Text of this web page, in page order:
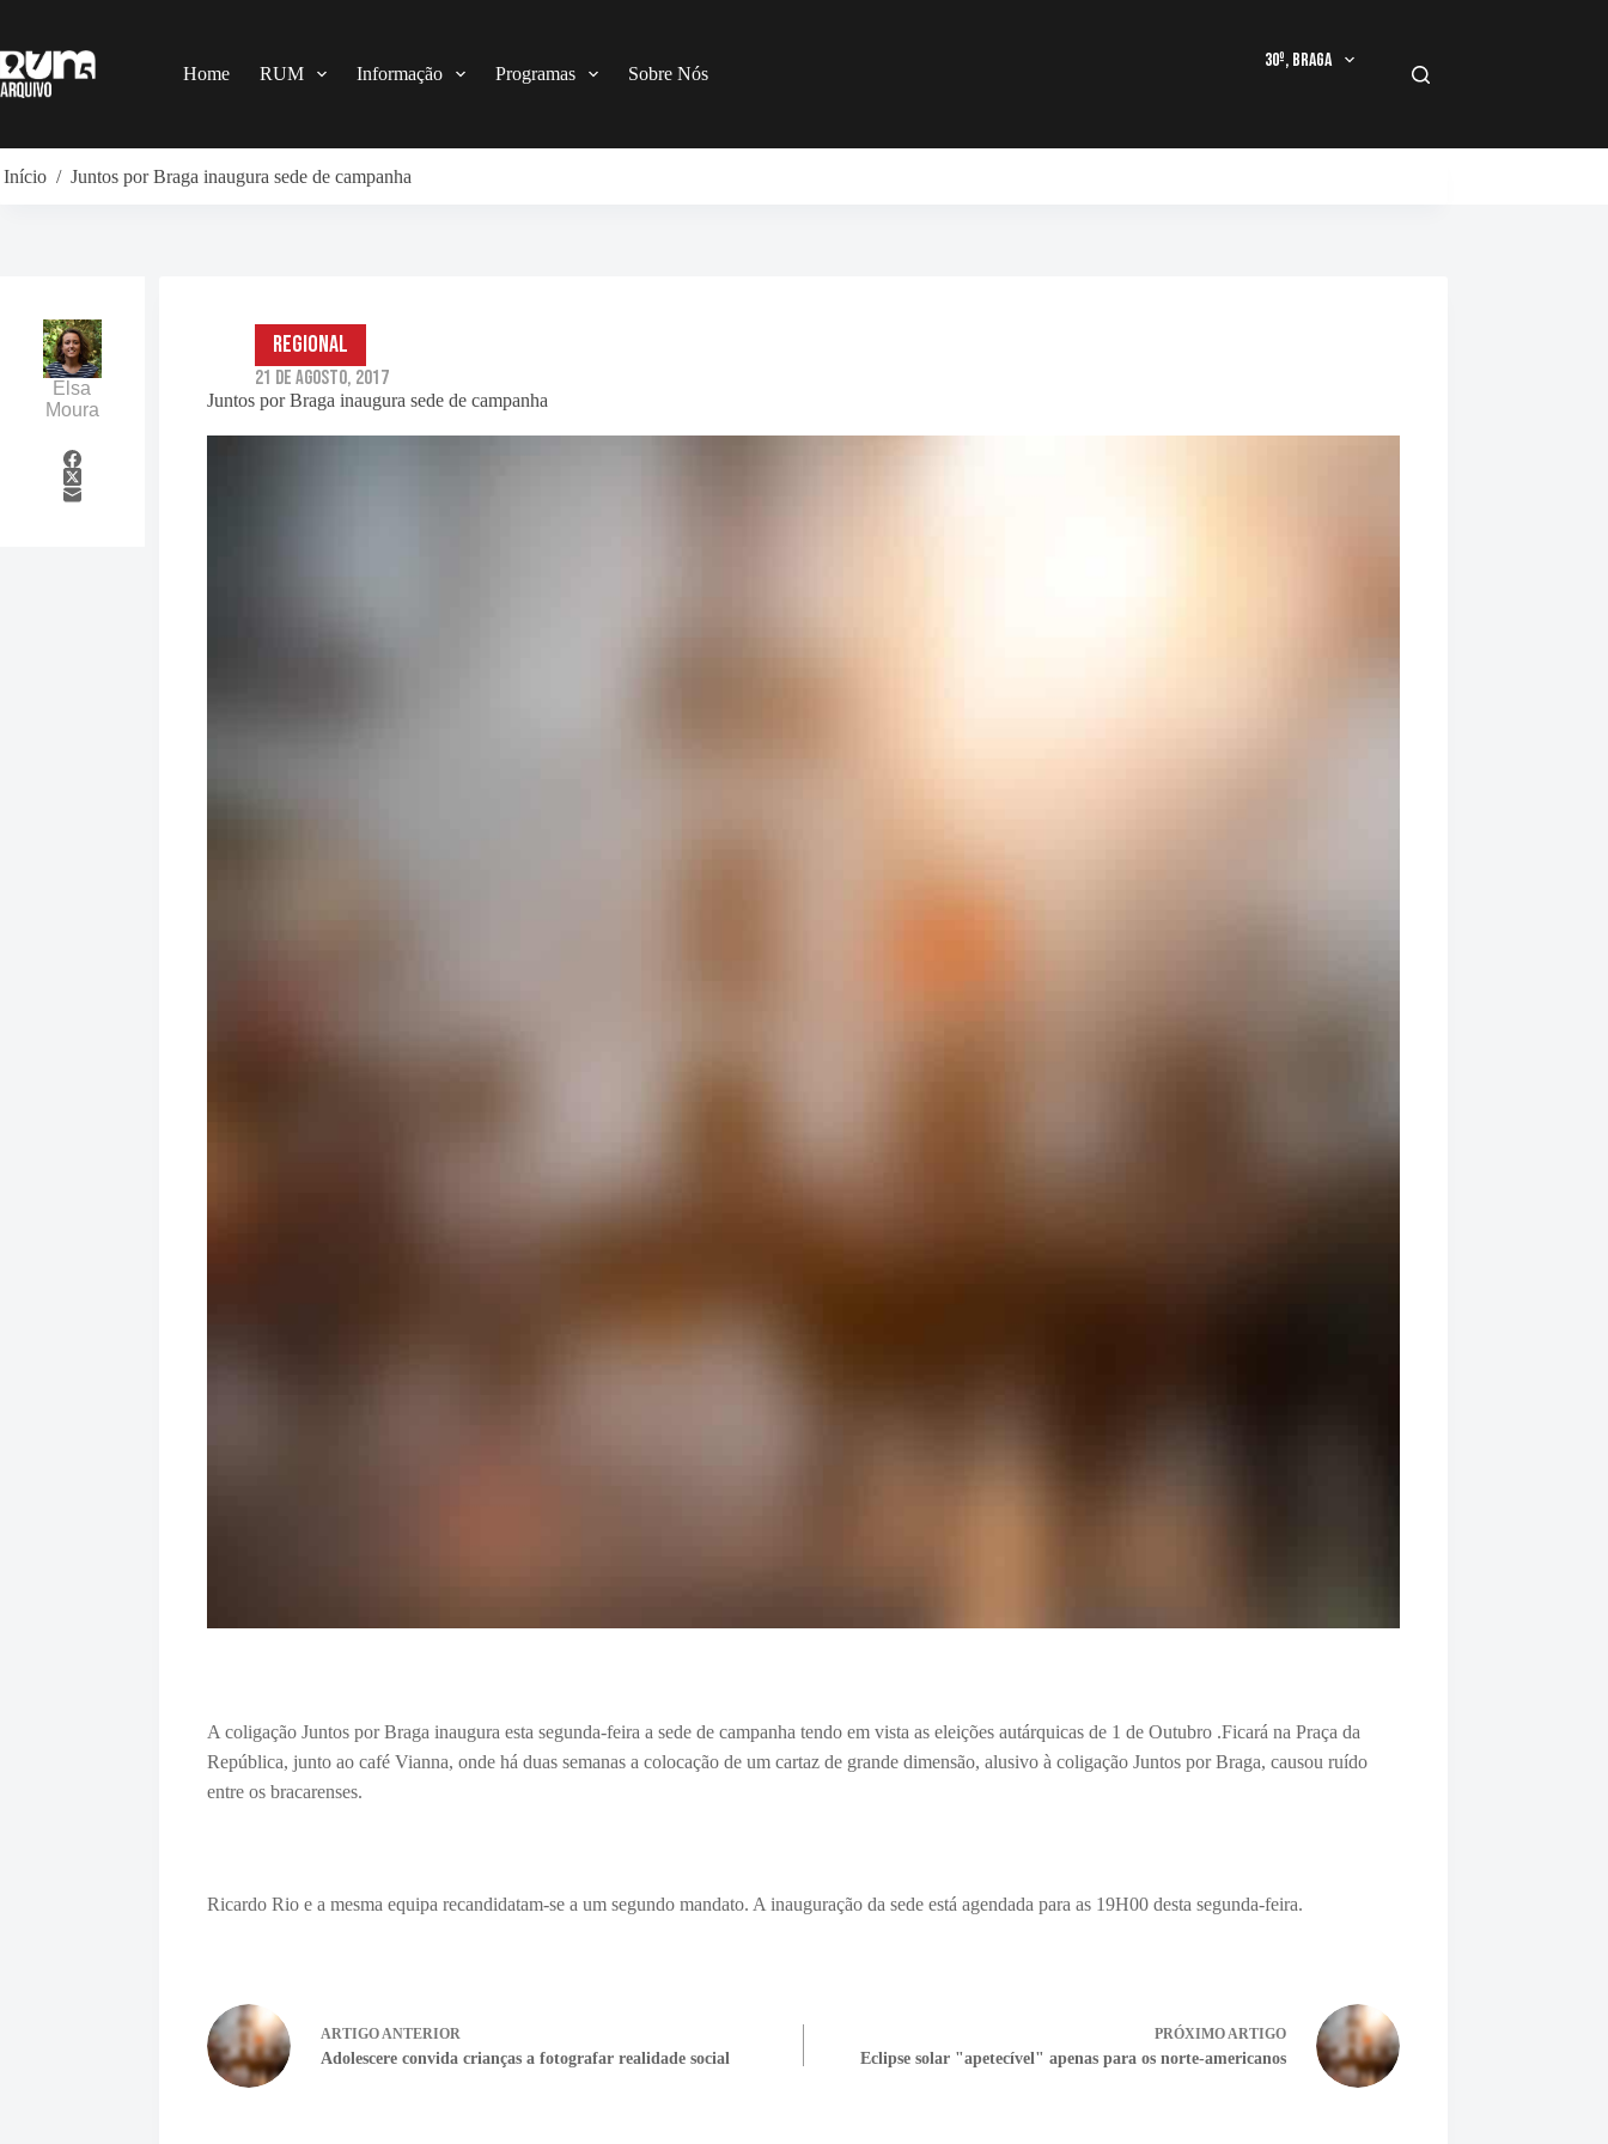
o
conteúdo
Home RUM Informação Programas Sobre Nós
30º, Braga
Início / Juntos por Braga inaugura sede de campanha
Juntos por Braga inaugura sede de campanha
Regional
21 de Agosto, 2017
A coligação Juntos por Braga inaugura esta segunda-feira a sede de campanha tendo em vista as eleições autárquicas de 1 de Outubro .Ficará na Praça da
República, junto ao café Vianna, onde há duas semanas a colocação de um cartaz de grande dimensão, alusivo à coligação Juntos por Braga, causou ruído
entre os bracarenses.
Ricardo Rio e a mesma equipa recandidatam-se a um segundo mandato. A inauguração da sede está agendada para as 19H00 desta segunda-feira.
ARTIGOANTERIOR
Adolescere convida crianças a fotografar realidade social
PRÓXIMOARTIGO
Eclipse solar "apetecível" apenas para os norte-americanos
Elsa
Moura